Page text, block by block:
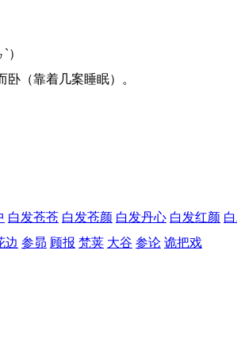
）
而卧（靠着几案睡眠）。
白发苍苍 白发苍颜 白发丹心 白发红颜
边 参昴 顾报 梵荚 大谷 参论 诡把戏